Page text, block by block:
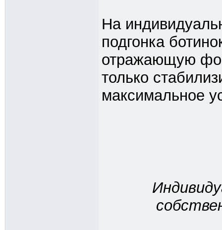
На
подгонка
отражающую
только
максимальное